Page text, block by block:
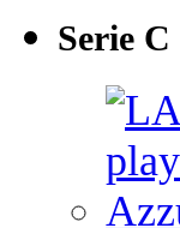
Serie C